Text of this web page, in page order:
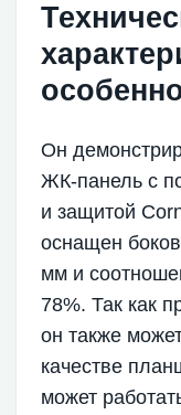
Он
ЖК-панель с
и защитой
оснащен
мм и
78%. Так как
он также
качестве
может